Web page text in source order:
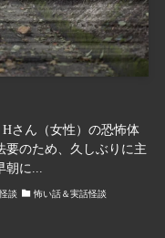
さん（女性）の恐怖体
要のため、久しぶりに主
に...
談
怖い話＆実話怪談